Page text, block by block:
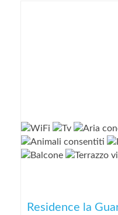
Residence la